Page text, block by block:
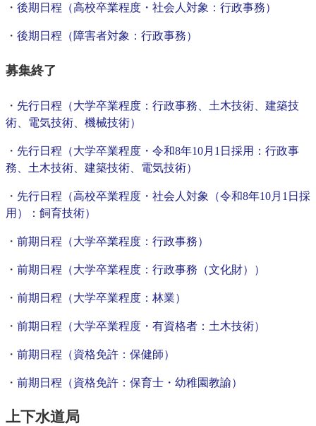
・ 後期日程（高校卒業程度・社会人対象：行政事務）
・ 後期日程（障害者対象：行政事務）
募集終了
・ 先行日程（大学卒業程度：行政事務、土木技術、建築技
術、電気技術、機械技術）
・ 先行日程（大学卒業程度・令和8年10月1日採用：行政事
務、土木技術、建築技術、電気技術）
・ 先行日程（高校卒業程度・社会人対象（令和8年10月1日採
用）：飼育技術）
・ 前期日程（大学卒業程度：行政事務）
・ 前期日程（大学卒業程度：行政事務（文化財））
・ 前期日程（大学卒業程度：林業）
・ 前期日程（大学卒業程度・有資格者：土木技術）
・ 前期日程（資格免許：保健師）
・ 前期日程（資格免許：保育士・幼稚園教諭）
上下水道局